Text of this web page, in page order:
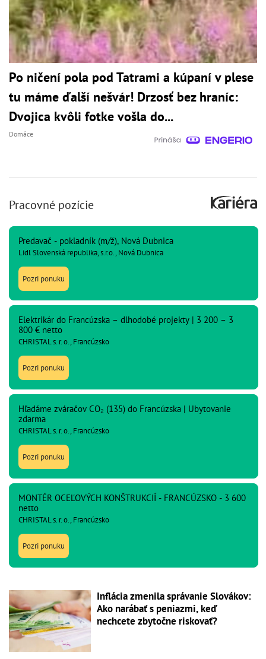
Po ničení pola pod Tatrami a kúpaní v plese
tu máme ďalší nešvár! Drzosť bez hraníc:
Dvojica kvôli fotke vošla do...
Domáce
Pracovné pozície
Predavač - pokladník (m/ž), Nová Dubnica
Lidl Slovenská republika, s.r.o., Nová Dubnica
Pozri ponuku
Elektrikár do Francúzska – dlhodobé projekty | 3 200 – 3
800 € netto
CHRISTAL s. r. o., Francúzsko
Pozri ponuku
Hľadáme zváračov CO₂ (135) do Francúzska | Ubytovanie
zdarma
CHRISTAL s. r. o., Francúzsko
Pozri ponuku
MONTÉR OCEĽOVÝCH KONŠTRUKCIÍ - FRANCÚZSKO - 3 600
netto
CHRISTAL s. r. o., Francúzsko
Pozri ponuku
Inflácia zmenila správanie Slovákov:
Ako narábať s peniazmi, keď
nechcete zbytočne riskovať?